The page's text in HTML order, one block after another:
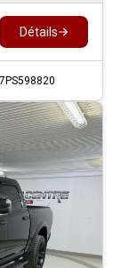
Détails